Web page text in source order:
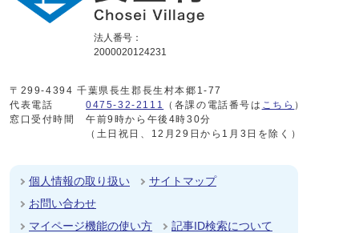
法人番号：
2000020124231
〒299-4394 千葉県長生郡長生村本郷1-77
代表電話
0475-32-2111 （各課の電話番号は こちら ）
窓口受付時間
午前9時から午後4時30分
（土日祝日、12月29日から1月3日を除く）
個人情報の取り扱い
サイトマップ
お問い合わせ
マイページ機能の使い方
記事ID検索について